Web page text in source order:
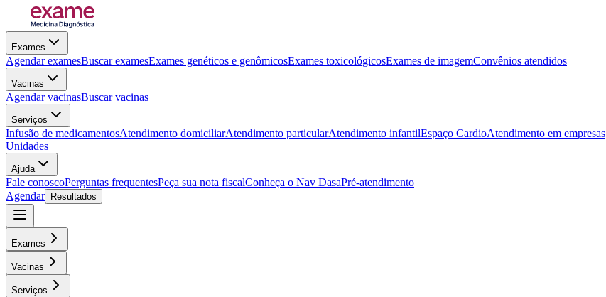
Exames
Agendar examesBuscar examesExames genéticos e genômicosExames toxicológicosExames de imagemConvênios atendidos
Vacinas
Agendar vacinasBuscar vacinas
Serviços
Infusão de medicamentosAtendimento domiciliarAtendimento particularAtendimento infantilEspaço CardioAtendimento em empresas
Unidades
Ajuda
Fale conoscoPerguntas frequentesPeça sua nota fiscalConheça o Nav DasaPré-atendimento
Agendar
Resultados
Exames
Vacinas
Serviços